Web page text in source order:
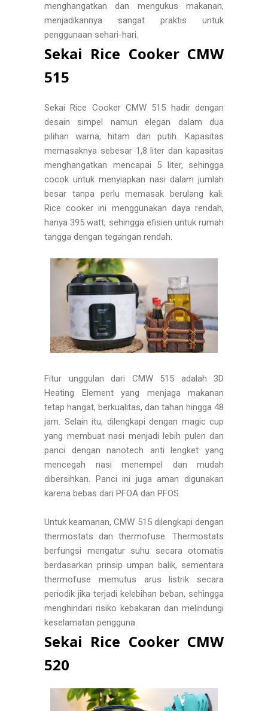
menghangatkan dan mengukus makanan,
menjadikannya sangat praktis untuk
penggunaan sehari-hari.
Sekai Rice Cooker CMW
515
Sekai Rice Cooker CMW 515 hadir dengan
desain simpel namun elegan dalam dua
pilihan warna, hitam dan putih. Kapasitas
memasaknya sebesar 1,8 liter dan kapasitas
menghangatkan mencapai 5 liter, sehingga
cocok untuk menyiapkan nasi dalam jumlah
besar tanpa perlu memasak berulang kali.
Rice cooker ini menggunakan daya rendah,
hanya 395 watt, sehingga efisien untuk rumah
tangga dengan tegangan rendah.
Fitur unggulan dari CMW 515 adalah 3D
Heating Element yang menjaga makanan
tetap hangat, berkualitas, dan tahan hingga 48
jam. Selain itu, dilengkapi dengan magic cup
yang membuat nasi menjadi lebih pulen dan
panci dengan nanotech anti lengket yang
mencegah nasi menempel dan mudah
dibersihkan. Panci ini juga aman digunakan
karena bebas dari PFOA dan PFOS.
Untuk keamanan, CMW 515 dilengkapi dengan
thermostats dan thermofuse. Thermostats
berfungsi mengatur suhu secara otomatis
berdasarkan prinsip umpan balik, sementara
thermofuse memutus arus listrik secara
periodik jika terjadi kelebihan beban, sehingga
menghindari risiko kebakaran dan melindungi
keselamatan pengguna.
Sekai Rice Cooker CMW
520